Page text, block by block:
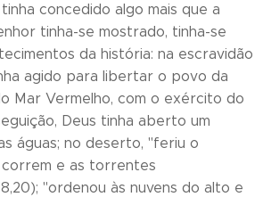
concedido algo mais que a
tinha-se mostrado, tinha-se
da história: na escravidão
agido para libertar o povo da
Mar Vermelho, com o exército do
Deus tinha aberto um
águas; no deserto, "feriu o
correm e as torrentes
"ordenou às nuvens do alto e